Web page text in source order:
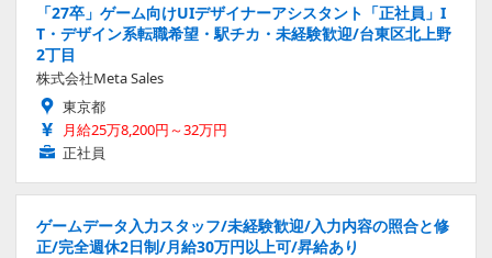
「27卒」ゲーム向けUIデザイナーアシスタント「正社員」I
T・デザイン系転職希望・駅チカ・未経験歓迎/台東区北上野
2丁目
株式会社Meta Sales
東京都
月給25万8,200円～32万円
正社員
ゲームデータ入力スタッフ/未経験歓迎/入力内容の照合と修
正/完全週休2日制/月給30万円以上可/昇給あり